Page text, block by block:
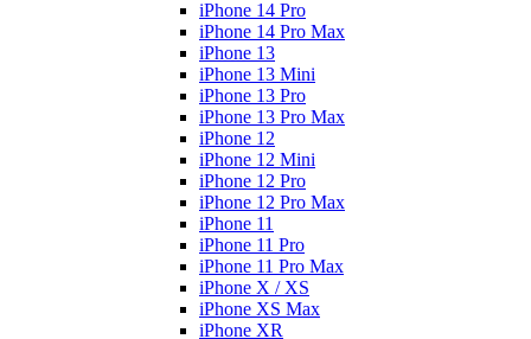
iPhone 14 Pro
iPhone 14 Pro Max
iPhone 13
iPhone 13 Mini
iPhone 13 Pro
iPhone 13 Pro Max
iPhone 12
iPhone 12 Mini
iPhone 12 Pro
iPhone 12 Pro Max
iPhone 11
iPhone 11 Pro
iPhone 11 Pro Max
iPhone X / XS
iPhone XS Max
iPhone XR